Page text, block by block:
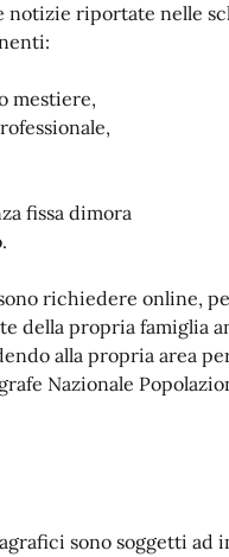
notizie riportate nelle
mestiere,
fissa dimora
richiedere online,
della propria famiglia
alla propria area
Nazionale
sono soggetti ad